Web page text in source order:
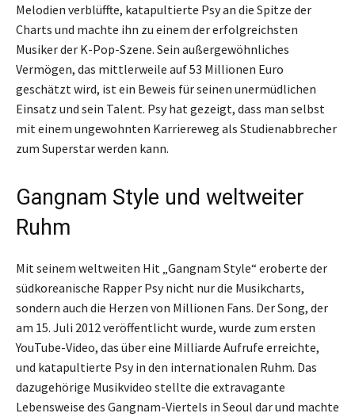
Melodien verblüffte, katapultierte Psy an die Spitze der
Charts und machte ihn zu einem der erfolgreichsten
Musiker der K-Pop-Szene. Sein außergewöhnliches
Vermögen, das mittlerweile auf 53 Millionen Euro
geschätzt wird, ist ein Beweis für seinen unermüdlichen
Einsatz und sein Talent. Psy hat gezeigt, dass man selbst
mit einem ungewohnten Karriereweg als Studienabbrecher
zum Superstar werden kann.
Gangnam Style und weltweiter
Ruhm
Mit seinem weltweiten Hit „Gangnam Style“ eroberte der
südkoreanische Rapper Psy nicht nur die Musikcharts,
sondern auch die Herzen von Millionen Fans. Der Song, der
am 15. Juli 2012 veröffentlicht wurde, wurde zum ersten
YouTube-Video, das über eine Milliarde Aufrufe erreichte,
und katapultierte Psy in den internationalen Ruhm. Das
dazugehörige Musikvideo stellte die extravagante
Lebensweise des Gangnam-Viertels in Seoul dar und machte